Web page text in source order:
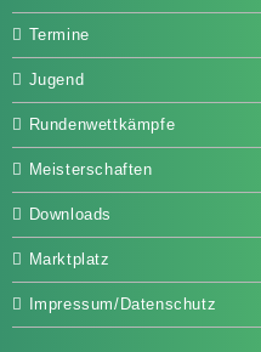
Termine
Jugend
Rundenwettkämpfe
Meisterschaften
Downloads
Marktplatz
Impressum/Datenschutz